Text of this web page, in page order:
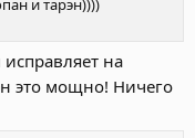
и тарэн))))
на
это мощно! Ничего